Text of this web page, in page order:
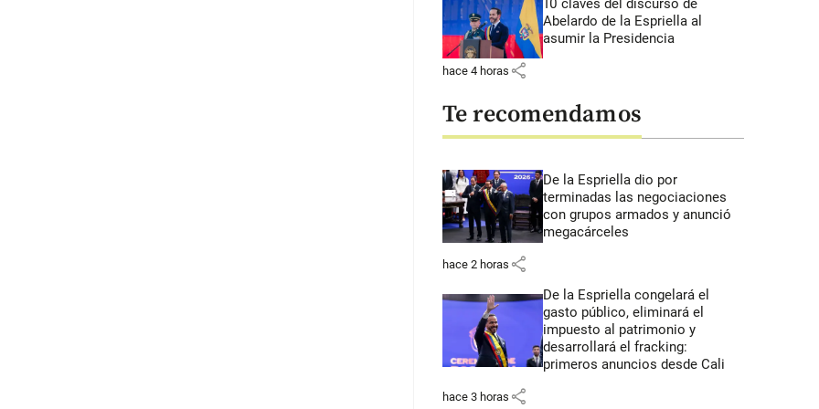
10 claves del discurso de
Abelardo de la Espriella al
asumir la Presidencia
hace 4 horas share
Te recomendamos
De la Espriella dio por
terminadas las negociaciones
con grupos armados y anunció
megacárceles
hace 2 horas share
De la Espriella congelará el
gasto público, eliminará el
impuesto al patrimonio y
desarrollará el fracking:
primeros anuncios desde Cali
hace 3 horas share